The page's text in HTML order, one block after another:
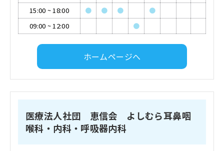
15:00 ~18:00 ● ● ●
●
09:00 ~12:00 ●
ホームページへ
医療法人社団 恵信会 よしむら耳鼻咽
喉科・内科・呼吸器内科